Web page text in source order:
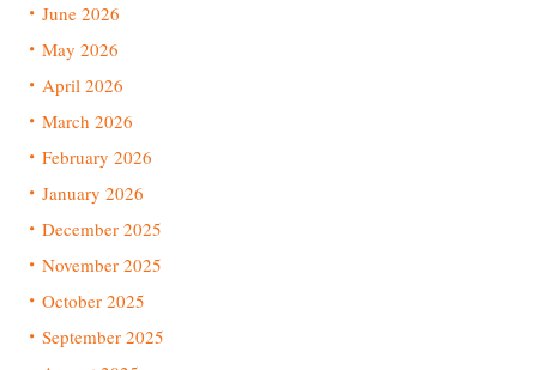
June 2026
May 2026
April 2026
March 2026
February 2026
January 2026
December 2025
November 2025
October 2025
September 2025